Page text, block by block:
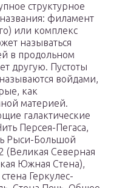
структурное
филамент
или комплекс
называться
в продольном
другую. Пустоты
войдами,
как
материей.
галактические
Персея-Пегаса,
Рыси-Большой
(Великая Северная
Южная Стена),
Геркулес-